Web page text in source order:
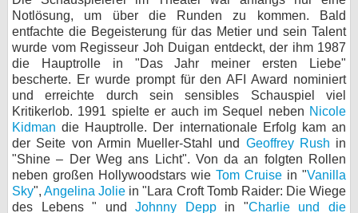
Notlösung, um über die Runden zu kommen. Bald
entfachte die Begeisterung für das Metier und sein Talent
wurde vom Regisseur Joh Duigan entdeckt, der ihm 1987
die Hauptrolle in "Das Jahr meiner ersten Liebe"
bescherte. Er wurde prompt für den AFI Award nominiert
und erreichte durch sein sensibles Schauspiel viel
Kritikerlob. 1991 spielte er auch im Sequel neben Nicole
Kidman die Hauptrolle. Der internationale Erfolg kam an
der Seite von Armin Mueller-Stahl und Geoffrey Rush in
"Shine – Der Weg ans Licht". Von da an folgten Rollen
neben großen Hollywoodstars wie Tom Cruise in "Vanilla
Sky",Angelina Jolie in "Lara Croft Tomb Raider: Die Wiege
des Lebens " undJohnny Deppin "Charlie und die
bei X
bei Facebook
Kontakt
Nutzungsbedingungen
Datenschutz